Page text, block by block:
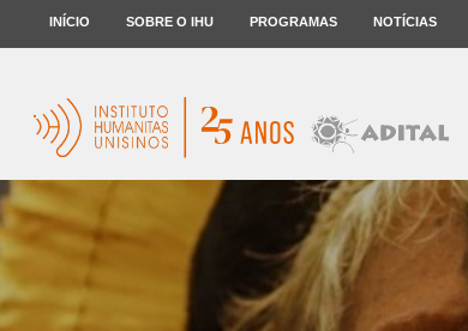
INÍCIO SOBRE O IHU PROGRAMAS NOTÍCIAS